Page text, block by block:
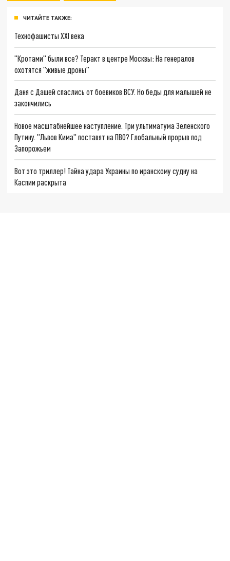
ЧИТАЙТЕ ТАКЖЕ:
Технофашисты XXI века
"Кротами" были все? Теракт в центре Москвы: На генералов
охотятся "живые дроны"
Даня с Дашей спаслись от боевиков ВСУ. Но беды для малышей не
закончились
Новое масштабнейшее наступление. Три ультиматума Зеленского
Путину. "Львов Кима" поставят на ПВО? Глобальный прорыв под
Запорожьем
Вот это триллер! Тайна удара Украины по иранскому судну на
Каспии раскрыта